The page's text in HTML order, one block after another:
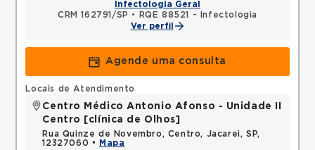
Infectologia Geral
CRM 162791/SP •
RQE 88521 - Infectologia
Ver perfil
Agende uma consulta
Locais de Atendimento
Centro Médico Antonio Afonso - Unidade II
Centro [clínica de Olhos]
Rua Quinze de Novembro, Centro, Jacarei, SP,
12327060 •
Mapa